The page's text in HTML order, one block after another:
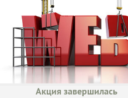
Акция завершилась